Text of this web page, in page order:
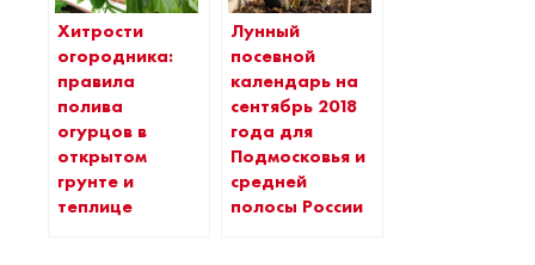
Хитрости
огородника:
правила
полива
огурцов в
открытом
грунте и
теплице
Лунный
посевной
календарь на
сентябрь 2018
года для
Подмосковья и
средней
полосы России